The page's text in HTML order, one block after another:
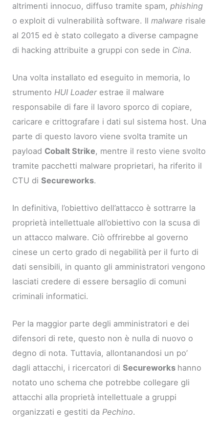
altrimenti innocuo, diffuso tramite spam,phishing
o exploit di vulnerabilità software. Ilmalware risale
al 2015 ed è stato collegato a diverse campagne
di hacking attribuite a gruppi con sede in Cina.
Una volta installato ed eseguito in memoria, lo
strumento HUI Loader estrae il malware
responsabile di fare il lavoro sporco di copiare,
caricare e crittografare i dati sul sistema host. Una
parte di questo lavoro viene svolta tramite un
payload Cobalt Strike, mentre il resto viene svolto
tramite pacchetti malware proprietari, ha riferito il
CTU diSecureworks.
In definitiva, l’obiettivo dell’attacco è sottrarre la
proprietà intellettuale all’obiettivo con la scusa di
un attacco malware. Ciò offrirebbe al governo
cinese un certo grado di negabilità per il furto di
dati sensibili, in quanto gli amministratori vengono
lasciati credere di essere bersaglio di comuni
criminali informatici.
Per la maggior parte degli amministratori e dei
difensori di rete, questo non è nulla di nuovo o
degno di nota. Tuttavia, allontanandosi un po’
dagli attacchi, i ricercatori diSecureworks hanno
notato uno schema che potrebbe collegare gli
attacchi alla proprietà intellettuale a gruppi
organizzati e gestiti daPechino.